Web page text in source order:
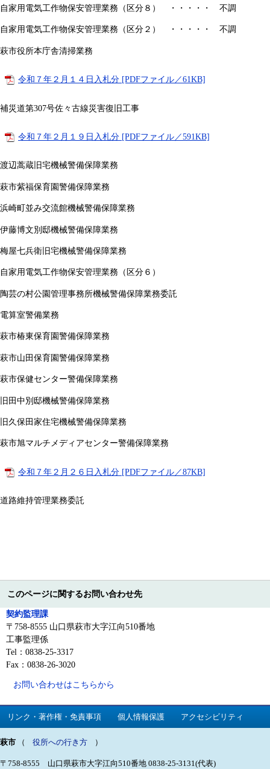
自家用電気工作物保安管理業務（区分８） ・・・・・ 不調
自家用電気工作物保安管理業務（区分２） ・・・・・ 不調
萩市役所本庁舎清掃業務
令和７年２月１４日入札分 [PDFファイル／61KB]
補災道第307号佐々古線災害復旧工事
令和７年２月１９日入札分 [PDFファイル／591KB]
渡辺蒿蔵旧宅機械警備保障業務
萩市紫福保育園警備保障業務
浜崎町並み交流館機械警備保障業務
伊藤博文別邸機械警備保障業務
梅屋七兵衛旧宅機械警備保障業務
自家用電気工作物保安管理業務（区分６）
陶芸の村公園管理事務所機械警備保障業務委託
電算室警備業務
萩市椿東保育園警備保障業務
萩市山田保育園警備保障業務
萩市保健センター警備保障業務
旧田中別邸機械警備保障業務
旧久保田家住宅機械警備保障業務
萩市旭マルチメディアセンター警備保障業務
令和７年２月２６日入札分 [PDFファイル／87KB]
道路維持管理業務委託
このページに関するお問い合わせ先
契約監理課
〒758-8555 山口県萩市大字江向510番地
工事監理係
Tel：0838-25-3317
Fax：0838-26-3020
お問い合わせはこちらから
リンク・著作権・免責事項 個人情報保護 アクセシビリティ
萩市 （ 役所への行き方 ）
〒758-8555 山口県萩市大字江向510番地 0838-25-3131(代表)